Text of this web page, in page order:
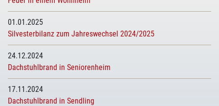
01.01.2025
Silvesterbilanz zum Jahreswechsel 2024/2025
24.12.2024
Dachstuhlbrand in Seniorenheim
17.11.2024
Dachstuhlbrand in Sendling